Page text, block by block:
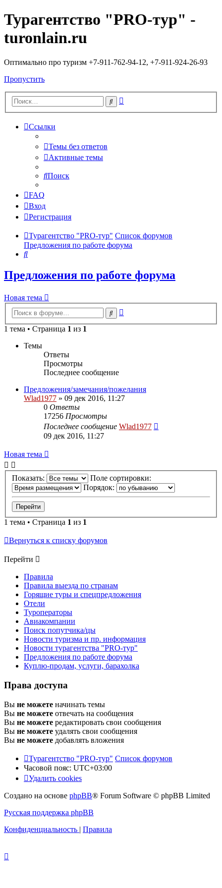
Турагентство "PRO-тур" -
turonlain.ru
Оптимально про туризм +7-911-762-94-12, +7-911-924-26-93
Пропустить
Поиск
Ссылки
Темы без ответов
Активные темы
Поиск
FAQ
Вход
Регистрация
Турагентство "PRO-тур" Список форумов
Предложения по работе форума
Поиск
Предложения по работе форума
Новая тема
Поиск
1 тема • Страница 1 из 1
Темы
Ответы
Просмотры
Последнее сообщение
Предложения/замечания/пожелания
Wlad1977 » 09 дек 2016, 11:27
0 Ответы
17256 Просмотры
Последнее сообщение Wlad1977
09 дек 2016, 11:27
Новая тема
Показать:
Поле сортировки:
Порядок:
1 тема • Страница 1 из 1
Вернуться к списку форумов
Перейти
Правила
Правила выезда по странам
Горящие туры и спецпредложения
Отели
Туроператоры
Авиакомпании
Поиск попутчика/цы
Новости туризма и пр. информация
Новости турагентства "PRO-тур"
Предложения по работе форума
Куплю-продам, услуги, барахолка
Права доступа
Вы не можете начинать темы
Вы не можете отвечать на сообщения
Вы не можете редактировать свои сообщения
Вы не можете удалять свои сообщения
Вы не можете добавлять вложения
Турагентство "PRO-тур" Список форумов
Часовой пояс: UTC+03:00
Удалить cookies
Создано на основе phpBB® Forum Software © phpBB Limited
Русская поддержка phpBB
Конфиденциальность | Правила